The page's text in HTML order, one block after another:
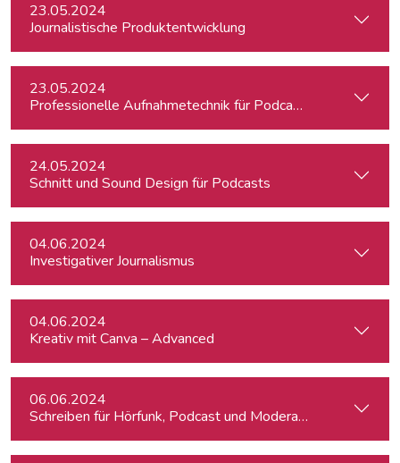
23.05.2024
Journalistische Produktentwicklung
23.05.2024
Professionelle Aufnahmetechnik für Podcasts
24.05.2024
Schnitt und Sound Design für Podcasts
04.06.2024
Investigativer Journalismus
04.06.2024
Kreativ mit Canva – Advanced
06.06.2024
Schreiben für Hörfunk, Podcast und Moderation